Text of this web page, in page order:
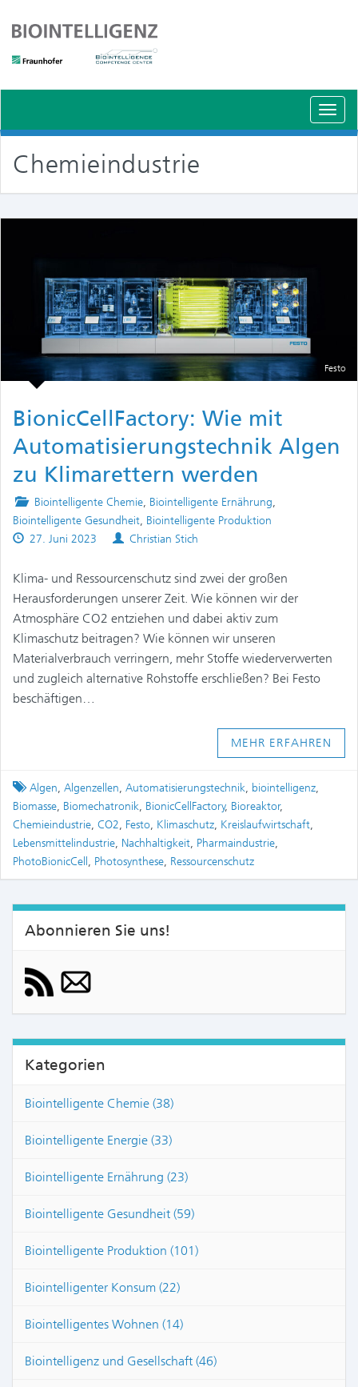
Chemieindustrie
Festo
BionicCellFactory: Wie mit
Automatisierungstechnik Algen
zu Klimarettern werden
Posted
in
Biointelligente Chemie, Biointelligente Ernährung,
Biointelligente Gesundheit, Biointelligente Produktion
Published
27. Juni 2023 Authors
Christian Stich
Klima- und Ressourcenschutz sind zwei der großen
Herausforderungen unserer Zeit. Wie können wir der
Atmosphäre CO2 entziehen und dabei aktiv zum
Klimaschutz beitragen? Wie können wir unseren
Materialverbrauch verringern, mehr Stoffe wiederverwerten
und zugleich alternative Rohstoffe erschließen? Bei Festo
beschäftigen…
MEHR ERFAHREN
Tagged
Algen, Algenzellen, Automatisierungstechnik, biointelligenz,
Biomasse, Biomechatronik, BionicCellFactory, Bioreaktor,
Chemieindustrie, CO2, Festo, Klimaschutz, Kreislaufwirtschaft,
Lebensmittelindustrie, Nachhaltigkeit, Pharmaindustrie,
PhotoBionicCell , Photosynthese, Ressourcenschutz
Abonnieren Sie uns!
Kategorien
Biointelligente Chemie (38)
Biointelligente Energie (33)
Biointelligente Ernährung (23)
Biointelligente Gesundheit (59)
Biointelligente Produktion (101)
Biointelligenter Konsum (22)
Biointelligentes Wohnen (14)
Biointelligenz und Gesellschaft (46)